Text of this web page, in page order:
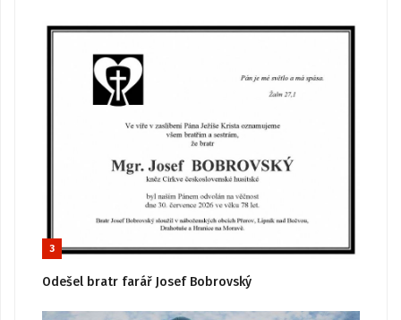
3
Odešel bratr farář Josef Bobrovský